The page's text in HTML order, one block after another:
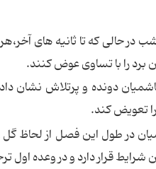
برد را با تساوی عوض كنند.
دونده و پرتلاش نشان
تعویض كند.
در طول این فصل از لحاظ گل
شرایط قرار دارد و در وعده